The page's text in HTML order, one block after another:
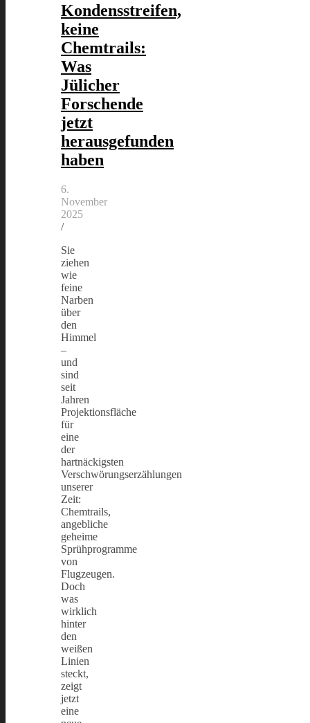
Kondensstreifen,
keine
Chemtrails:
Was
Jülicher
Forschende
jetzt
herausgefunden
haben
6.
November
2025
/
Sie
ziehen
wie
feine
Narben
über
den
Himmel
–
und
sind
seit
Jahren
Projektionsfläche
für
eine
der
hartnäckigsten
Verschwörungserzählungen
unserer
Zeit:
Chemtrails,
angebliche
geheime
Sprühprogramme
von
Flugzeugen.
Doch
was
wirklich
hinter
den
weißen
Linien
steckt,
zeigt
jetzt
eine